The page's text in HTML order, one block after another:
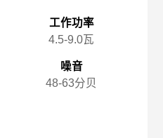
工作功率
4.5-9.0瓦
噪音
48-63分贝